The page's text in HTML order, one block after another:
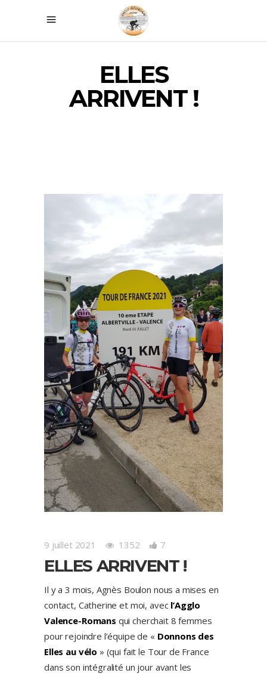
ELLES
ARRIVENT !
9 juillet 2021 1352 7
ELLES ARRIVENT !
Il y a 3 mois, Agnès Boulon nous a mises en
contact, Catherine et moi, avec l’Agglo
Valence-Romans qui cherchait 8 femmes
pour rejoindre l’équipe de « Donnons des
Elles au vélo » (qui fait le Tour de France
dans son intégralité un jour avant les